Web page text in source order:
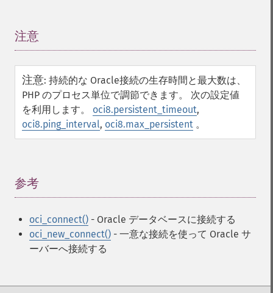
注意
注意: 持続的な Oracle接続の生存時間と最大数は、
PHP のプロセス単位で調節できます。 次の設定値
を利用します。 oci8.persistent_timeout,
oci8.ping_interval, oci8.max_persistent 。
参考
oci_connect() - Oracle データベースに接続する
oci_new_connect() - 一意な接続を使って Oracle サ
ーバーへ接続する